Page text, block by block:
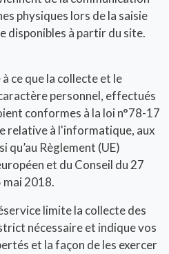
physiques lors de la saisie
disponibles à partir du site.
ce que la collecte et le
personnel, effectués
conformes à la loi n°78-17
relative à l'informatique, aux
qu’au Règlement (UE)
et du Conseil du 27
mai 2018.
limite la collecte des
nécessaire et indique vos
et la façon de les exercer